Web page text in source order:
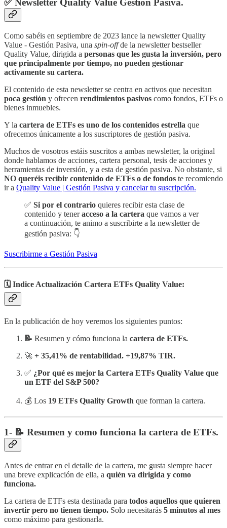
✅ Newsletter Quality Value Gestión Pasiva.
Como sabéis en septiembre de 2023 lance la newsletter Quality
Value - Gestión Pasiva, una spin-offde la newsletter bestseller
Quality Value, dirigida a personas que les gusta la inversión, pero
que principalmente por tiempo, no pueden gestionar
activamente su cartera.
El contenido de esta newsletter se centra en activos que necesitan
poca gestión y ofrecen rendimientos pasivos como fondos, ETFs o
bienes inmuebles.
Y la cartera de ETFs es uno de los contenidos estrella que
ofrecemos únicamente a los suscriptores de gestión pasiva.
Muchos de vosotros estáis suscritos a ambas newsletter, la original
donde hablamos de acciones, cartera personal, tesis de acciones y
herramientas de inversión, y a esta de gestión pasiva. No obstante, si
NO queréis recibir contenido de ETFs o de fondos te recomiendo
ir a Quality Value | Gestión Pasiva y cancelar tu suscripción.
✅ Si por el contrario quieres recibir esta clase de
contenido y teneracceso a la cartera que vamos a ver
a continuación, te animo a suscribirte a la newsletter de
gestión pasiva: 👇
Suscribirme a Gestión Pasiva
🗓️ Indice Actualización Cartera ETFs Quality Value:
En la publicación de hoy veremos los siguientes puntos:
📝 Resumen y cómo funciona la cartera de ETFs.
🚀 + 35,41% de rentabilidad. +19,87% TIR.
✅ ¿Por qué es mejor la Cartera ETFs Quality Value que
un ETF del S&P 500?
💰 Los 19 ETFs Quality Growth que forman la cartera.
1- 📝 Resumen y como funciona la cartera de ETFs.
Antes de entrar en el detalle de la cartera, me gusta siempre hacer
una breve explicación de ella, a quién va dirigida y como
funciona.
La cartera de ETFs esta destinada para todos aquellos que quieren
invertir pero no tienen tiempo. Solo necesitarás 5 minutos al mes
como máximo para gestionarla.